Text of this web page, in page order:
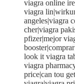
viagra online
viagra
angeles|viagra
cher|viagra
pfizer|mejor
look it viagra
viagra
price|can tou